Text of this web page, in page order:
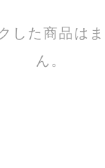
した商品は
ん。